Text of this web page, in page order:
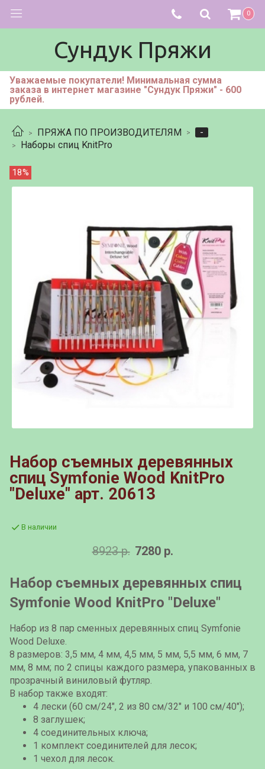
0
Сундук Пряжи
Уважаемые покупатели! Минимальная сумма
заказа в интернет магазине "Сундук Пряжи" - 600
рублей.
ПРЯЖА ПО ПРОИЗВОДИТЕЛЯМ
-
Наборы спиц KnitPro
18%
Набор съемных деревянных
спиц Symfonie Wood KnitPro
"Deluxe" арт. 20613
В наличии
8923 р. 7280 р.
Набор съемных деревянных спиц
Symfonie Wood KnitPro "Deluxe"
Набор из 8 пар сменных деревянных спиц Symfonie
Wood Deluxe.
8 размеров: 3,5 мм, 4 мм, 4,5 мм, 5 мм, 5,5 мм, 6 мм, 7
мм, 8 мм; по 2 спицы каждого размера, упакованных в
прозрачный виниловый футляр.
В набор также входят:
4 лески (60 см/24", 2 из 80 см/32" и 100 см/40");
8 заглушек;
4 соединительных ключа;
1 комплект соединителей для лесок;
1 чехол для лесок.